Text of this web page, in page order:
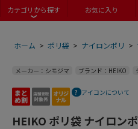
カテゴリから探す お気に入り
ホーム > ポリ袋 > ナイロンポリ >
メーカー：シモジマ ブランド：HEIKO
アイコンについて
HEIKO ポリ袋 ナイロン